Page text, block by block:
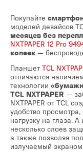
Покупайте
моделей девайсов
месяцев без
NXTPAPER 12 Pro
копеек —
Планшет TCL
отличаются
технологии
TCL NXTPAPER —
NXTPAPER от TCL
удобство
нагрузку на глаза.
несколько слоев
а также позволяя
излучаемый